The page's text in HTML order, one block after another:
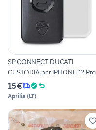
SP CONNECT DUCATI
CUSTODIA per IPHONE 12 Pro
Max
15 €
Aprilia (LT)